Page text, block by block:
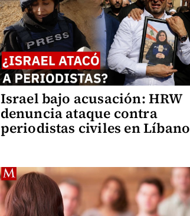
Israel bajo acusación: HRW
denuncia ataque contra
periodistas civiles en Líbano